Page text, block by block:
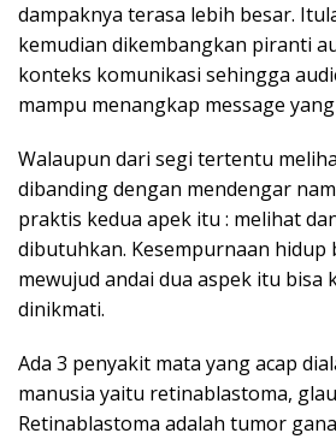
dampaknya terasa lebih besar.
kemudian dikembangkan piranti
konteks komunikasi sehingga
mampu menangkap message
Walaupun dari segi tertentu
dibanding dengan mendengar
praktis kedua apek itu : melihat
dibutuhkan. Kesempurnaan hidup
mewujud andai dua aspek itu bisa
dinikmati.
Ada 3 penyakit mata yang acap
manusia yaitu retinablastoma,
Retinablastoma adalah tumor